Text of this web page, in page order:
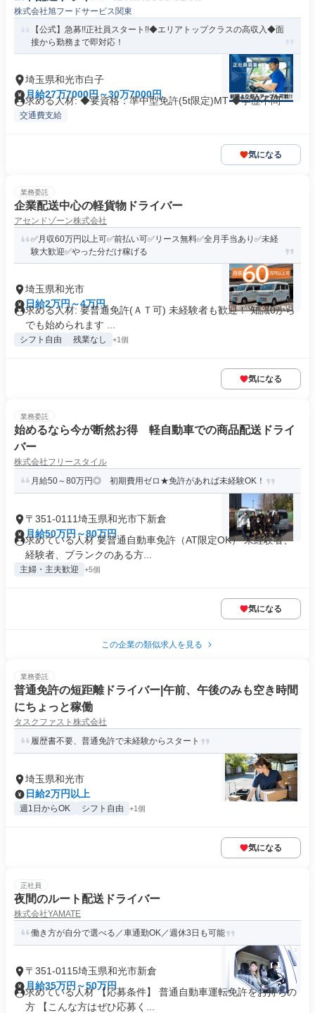
株式会社旭フードサービス関東
【公式】急募!!正社員スタート!!◆エリアトップクラスの高収入◆面
接から勤務まで即対応！
埼玉県和光市白子
月給27万7000円～30万7000円
求める人材: ◆要資格：準中型免許(5t限定)MT ◆学歴不問
交通費支給
気になる
業務委託
企業配送中心の軽貨物ドライバー
アセンドゾーン株式会社
✅月収60万円以上可✅前払い可✅リース無料✅全月手当あり✅未経
験大歓迎✅やった分だけ稼げる
埼玉県和光市
日給2万円～4万円
求める人材: 要普通免許(ＡＴ可) 未経験者も歓迎！ 知識0から
でも始められます ...
シフト自由 残業なし +1個
気になる
業務委託
始めるなら今が断然お得 軽⾃動⾞での商品配送ドライ
バー
株式会社フリースタイル
月給50～80万円◎ 初期費用ゼロ★免許があれば未経験OK！
〒351-0111埼玉県和光市下新倉
月給50万円～80万円
求めている人材 要普通自動車免許（AT限定OK） 未経験者、
経験者、ブランクのある方...
主婦・主夫歓迎 +5個
気になる
この企業の類似求人を見る
業務委託
普通免許の短距離ドライバー|午前、午後のみも空き時間
にちょっと稼働
タスクファスト株式会社
履歴書不要、普通免許で未経験からスタート
埼玉県和光市
日給2万円以上
週1日からOK シフト自由 +1個
気になる
正社員
夜間のルート配送ドライバー
株式会社YAMATE
働き方が自分で選べる／車通勤OK／週休3日も可能
〒351-0115埼玉県和光市新倉
月給35万円～50万円
求めている人材 【応募条件】 普通自動車運転免許をお持ちの
方 【こんな方はぜひ応募く...